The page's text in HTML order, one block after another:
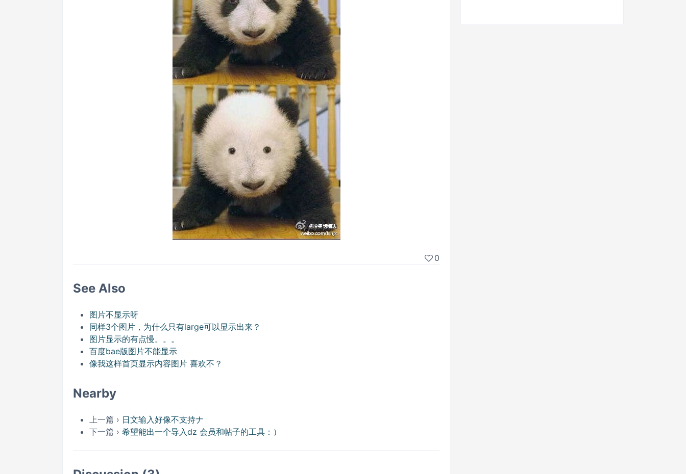
0
See Also
图片不显示呀
同样3个图片，为什么只有large可以显示出来？
图片显示的有点慢。。。
百度bae版图片不能显示
像我这样首页显示内容图片 喜欢不？
Nearby
上一篇 › 日文输入好像不支持ナ
下一篇 › 希望能出一个导入dz 会员和帖子的工具：）